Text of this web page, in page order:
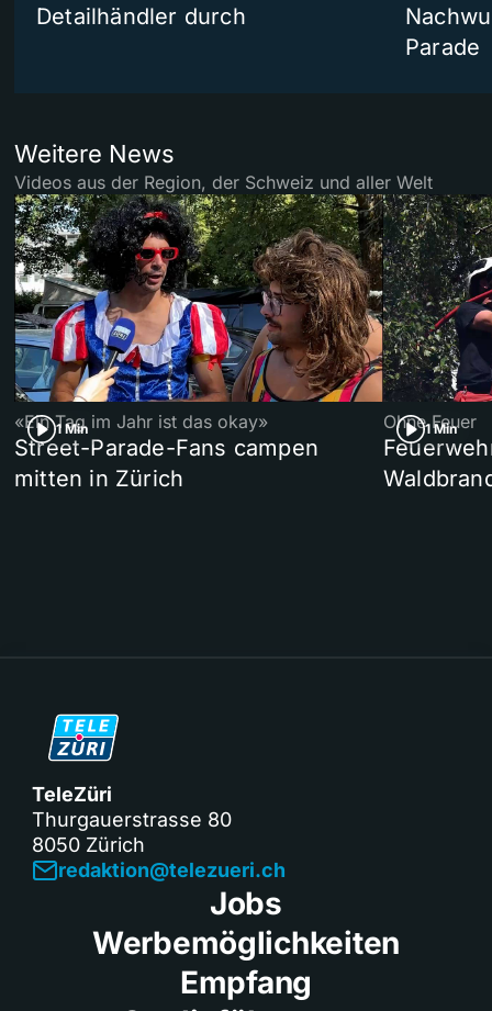
Detailhändler durch
Parade
Weitere News
Videos aus der Region, der Schweiz und aller Welt
1 Min
«Ein Tag im Jahr ist das okay»
Street-Parade-Fans campen
mitten in Zürich
1 Min
Ohne Feuer
TeleZüri
Thurgauerstrasse 80
8050 Zürich
redaktion@telezueri.ch
Jobs
Werbemöglichkeiten
Empfang